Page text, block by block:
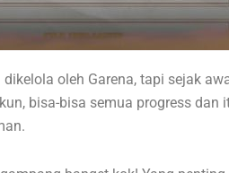
oleh Garena, tapi sejak
bisa-bisa semua progress dan